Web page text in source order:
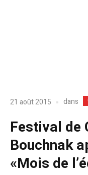
21 août 2015 dans
Festival de
Bouchnak
«Mois de